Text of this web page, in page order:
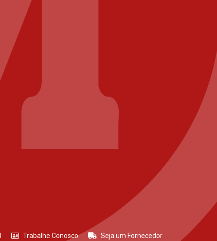
Trabalhe Conosco Seja um Fornecedor